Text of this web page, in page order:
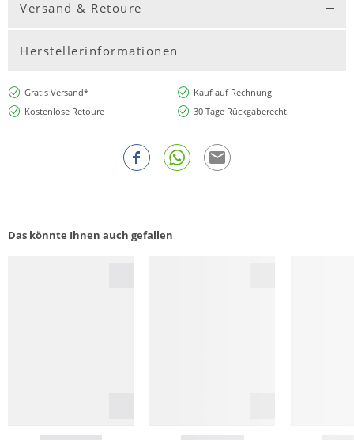
Versand & Retoure
Herstellerinformationen
Gratis Versand*
Kauf auf Rechnung
Kostenlose Retoure
30 Tage Rückgaberecht
Das könnte Ihnen auch gefallen